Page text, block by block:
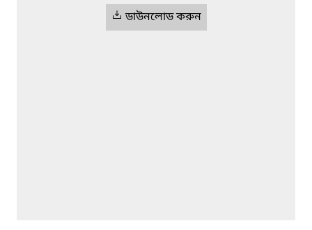
ডাউনলোড করুন